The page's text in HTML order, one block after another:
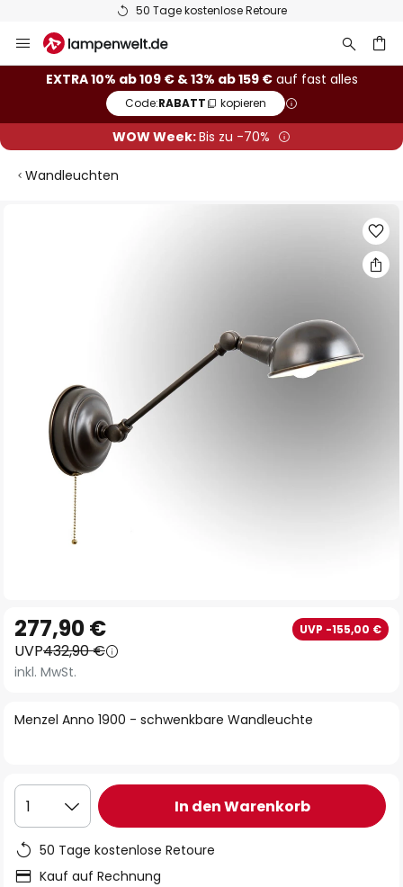
50 Tage kostenlose Retoure
Inhalt
springen
EXTRA 10% ab 109 € & 13% ab 159 €auf fast alles
Code:RABATT kopieren
WOW Week:Bis zu -70%
Wandleuchten
Anfang
der
Bildgalerie
Menzel Anno 1900 - schwenkbare Wandleuchte
277,90 € UVP -155,00 €
UVP432,90 €
inkl. MwSt.
1 In den Warenkorb
50 Tage kostenlose Retoure
Kauf auf Rechnung